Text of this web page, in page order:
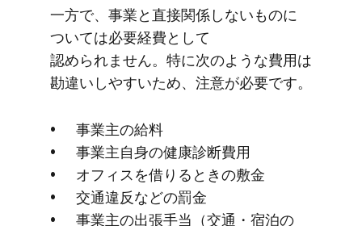
一方で、​事業と​直接関係しない​ものに​
ついては​必要経費と​して​
認められません。​特に​次のような​費用は​
勘違いしやす​いため、​注意が​必要です。
事業主の​給料
事業主自身の​健康診断費用
オフィスを​借りる​ときの​敷金
交通違反などの​罰金
事業主の​出張手当​（交通・宿泊の​